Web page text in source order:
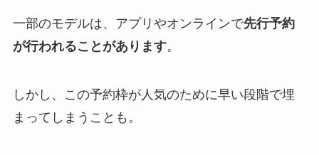
一部のモデルは、アプリやオンラインで先行予約
が行われることがあります。
しかし、この予約枠が人気のために早い段階で埋
まってしまうことも。